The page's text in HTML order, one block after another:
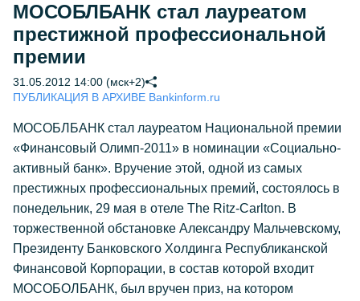
МОСОБЛБАНК стал лауреатом
престижной профессиональной
премии
31.05.2012 14:00 (мск+2)
ПУБЛИКАЦИЯ В АРХИВЕ Bankinform.ru
МОСОБЛБАНК стал лауреатом Национальной премии
«Финансовый Олимп-2011» в номинации «Социально-
активный банк». Вручение этой, одной из самых
престижных профессиональных премий, состоялось в
понедельник, 29 мая в отеле The Ritz-Carlton. В
торжественной обстановке Александру Мальчевскому,
Президенту Банковского Холдинга Республиканской
Финансовой Корпорации, в состав которой входит
МОСОБОЛБАНК, был вручен приз, на котором